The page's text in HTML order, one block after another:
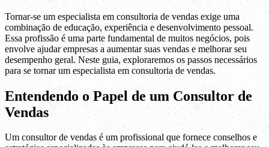
Tornar-se um especialista em consultoria de vendas exige uma
combinação de educação, experiência e desenvolvimento pessoal.
Essa profissão é uma parte fundamental de muitos negócios, pois
envolve ajudar empresas a aumentar suas vendas e melhorar seu
desempenho geral. Neste guia, exploraremos os passos necessários
para se tornar um especialista em consultoria de vendas.
Entendendo o Papel de um Consultor de
Vendas
Um consultor de vendas é um profissional que fornece conselhos e